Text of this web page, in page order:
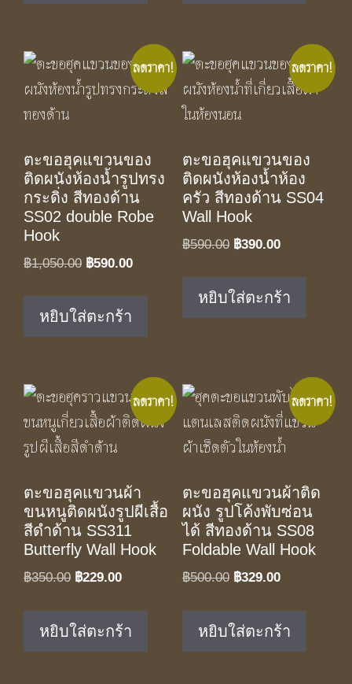
ลดราคา!
ตะขอฮุคแขวนของ
ติดผนังห้องน้ำรูปทรง
กระดิ่ง สีทองด้าน
SS02 double Robe
Hook
฿1,050.00 Original
฿1,050.00.
฿590.00Current
หยิบใส่ตะกร้า
ลดราคา!
ตะขอฮุคแขวนของ
ติดผนังห้องน้ำห้อง
ครัว สีทองด้าน SS04
Wall Hook
฿590.00 Original
was:
฿590.00.
฿390.00Current
฿390.00.
หยิบใส่ตะกร้า
ลดราคา!
ตะขอฮุคแขวนผ้า
ขนหนูติดผนังรูปผีเสื้อ
สีดำด้าน SS311
Butterfly Wall Hook
฿350.00 Original
฿350.00.
฿229.00Current
฿229.00.
หยิบใส่ตะกร้า
ลดราคา!
ตะขอฮุคแขวนผ้าติด
ผนัง รูปโค้งพับซ่อน
ได้ สีทองด้าน SS08
Foldable Wall Hook
฿500.00 Original
฿500.00.
฿329.00Current
฿329.00.
หยิบใส่ตะกร้า